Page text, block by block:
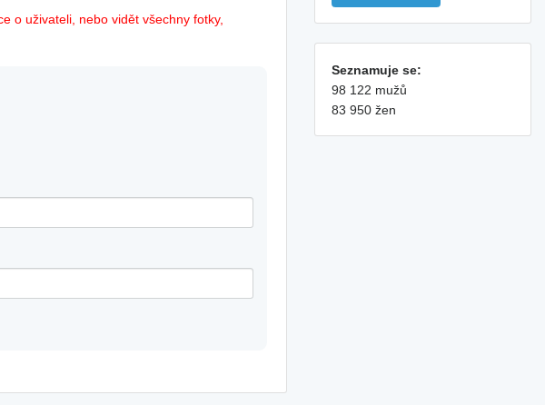
o uživateli, nebo vidět všechny fotky,
Seznamuje se:
98 122 mužů
83 950 žen